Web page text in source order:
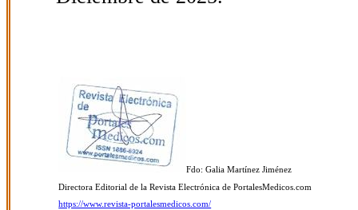
Fdo: Galia Martínez Jiménez
Directora Editorial de la Revista Electrónica de PortalesMedicos.com
https://www.revista-portalesmedicos.com/